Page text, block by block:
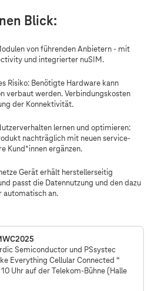
Blick:
von führenden Anbietern - mit
und integrierter nuSIM.
Risiko: Benötigte Hardware kann
verbaut werden. Verbindungskosten
der Konnektivität.
lernen und optimieren:
nachträglich mit neuen service-
Kund*innen ergänzen.
Gerät erhält herstellerseitig
passt die Datennutzung und den dazu
automatisch an.
Semiconductor und PSsystec
Everything Cellular Connected “
Uhr auf der Telekom-Bühne (Halle